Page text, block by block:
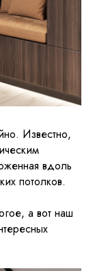
Известно,
вдоль
потолков.
а вот наш